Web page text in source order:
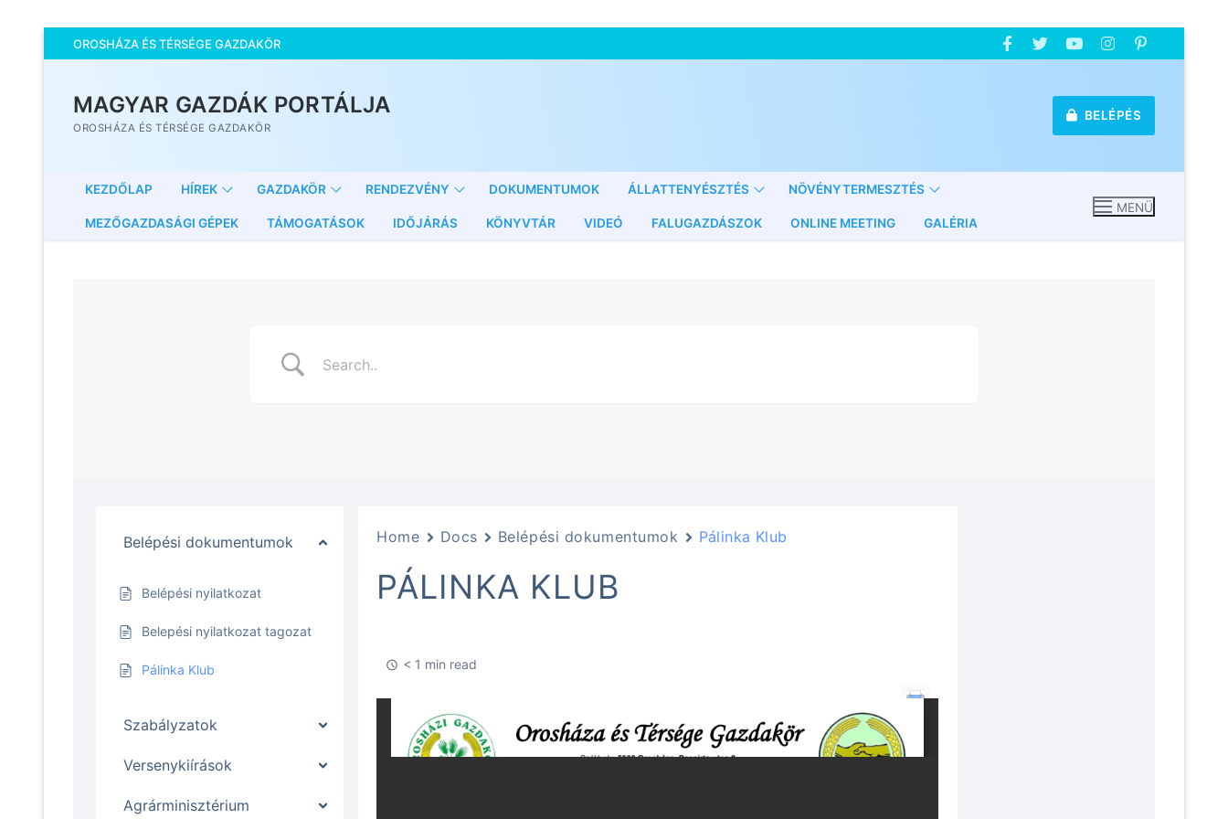
OROSHÁZA ÉS TÉRSÉGE GAZDAKÖR
MAGYAR GAZDÁK PORTÁLJA
OROSHÁZA ÉS TÉRSÉGE GAZDAKÖR
BELÉPÉS
KEZDŐLAP HÍREK GAZDAKÖR RENDEZVÉNY DOKUMENTUMOK ÁLLATTENYÉSZTÉS NÖVÉNYTERMESZTÉS
MEZŐGAZDASÁGI GÉPEK TÁMOGATÁSOK IDŐJÁRÁS KÖNYVTÁR VIDEÓ FALUGAZDÁSZOK ONLINE MEETING GALÉRIA
MENÜ
Belépési dokumentumok
Belépési nyilatkozat
Belepési nyilatkozat tagozat
Pálinka Klub
Szabályzatok
Versenykiírások
Agrárminisztérium
Home Docs Belépési dokumentumok Pálinka Klub
PÁLINKA KLUB
< 1 min read